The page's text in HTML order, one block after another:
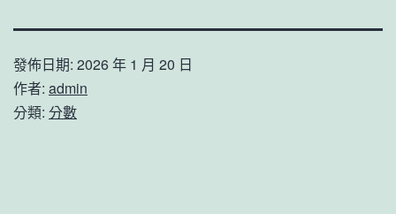
發佈日期: 2026 年 1 月 20 日
作者: admin
分類: 分數